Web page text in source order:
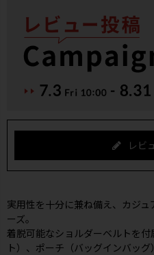
レビ
実用性を十分に兼ね備え、カジ
ーズ。
着脱可能なショルダーベルトを
ト）、ポーチ（バッグインバッ